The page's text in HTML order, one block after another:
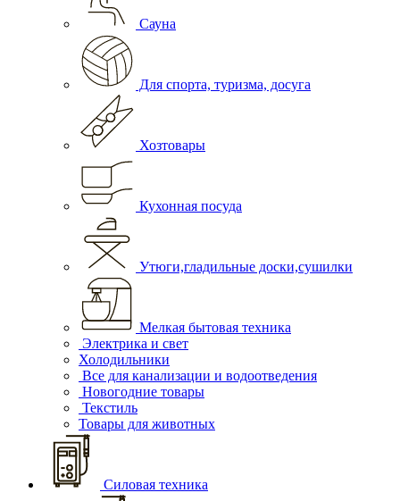
Сауна
Для спорта, туризма, досуга
Хозтовары
Кухонная посуда
Утюги,гладильные доски,сушилки
Мелкая бытовая техника
Электрика и свет
Холодильники
Все для канализации и водоотведения
Новогодние товары
Текстиль
Товары для животных
Силовая техника